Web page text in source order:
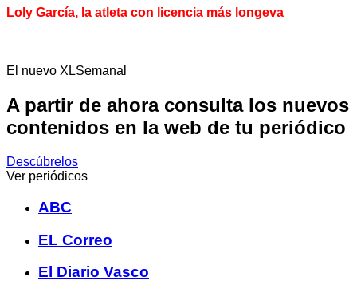
Loly García, la atleta con licencia más longeva
El nuevo XLSemanal
A partir de ahora consulta los nuevos
contenidos en la web de tu periódico
Descúbrelos
Ver periódicos
ABC
EL Correo
El Diario Vasco